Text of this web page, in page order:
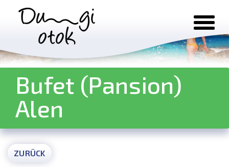
Zum Inhalt springen
Bufet (Pansion)
Alen
ZURÜCK